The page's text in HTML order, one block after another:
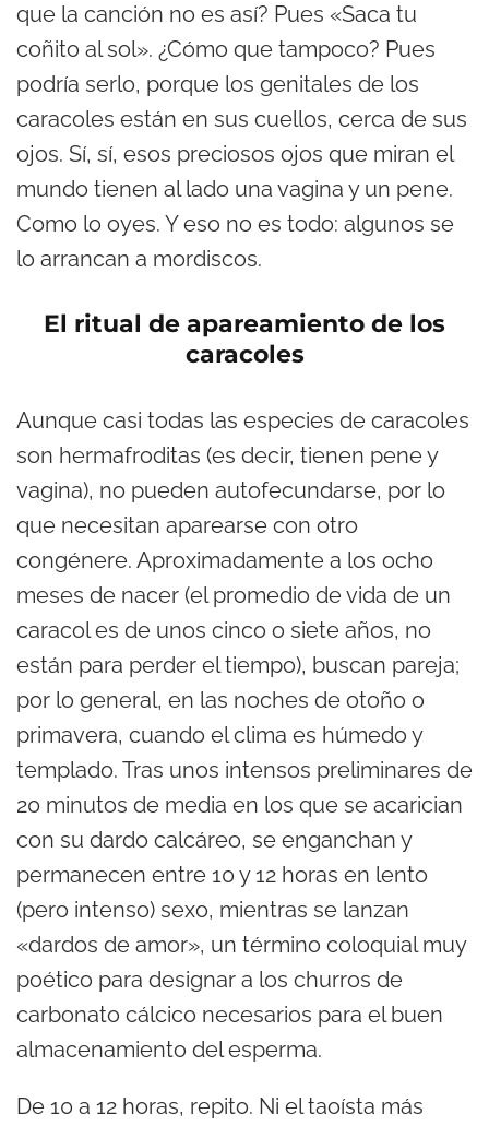
que la canción no es así? Pues «Saca tu
coñito al sol». ¿Cómo que tampoco? Pues
podría serlo, porque los genitales de los
caracoles están en sus cuellos, cerca de sus
ojos. Sí, sí, esos preciosos ojos que miran el
mundo tienen al lado una vagina y un pene.
Como lo oyes. Y eso no es todo: algunos se
lo arrancan a mordiscos.
El ritual de apareamiento de los
caracoles
Aunque casi todas las especies de caracoles
son hermafroditas (es decir, tienen pene y
vagina), no pueden autofecundarse, por lo
que necesitan aparearse con otro
congénere. Aproximadamente a los ocho
meses de nacer (el promedio de vida de un
caracol es de unos cinco o siete años, no
están para perder el tiempo), buscan pareja;
por lo general, en las noches de otoño o
primavera, cuando el clima es húmedo y
templado. Tras unos intensos preliminares de
20 minutos de media en los que se acarician
con su dardo calcáreo, se enganchan y
permanecen entre 10 y 12 horas en lento
(pero intenso) sexo, mientras se lanzan
«dardos de amor», un término coloquial muy
poético para designar a los churros de
carbonato cálcico necesarios para el buen
almacenamiento del esperma.
De 10 a 12 horas, repito. Ni el taoísta más